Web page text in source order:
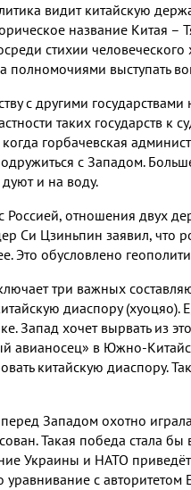
видит китайскую
название Китая
стихии
полномочиями выступать
с другими
таких государств к
горбачевская
с Западом.
и на воду.
Россией, отношения двух
Си Цзиньпин заявил, что
Это обусловлено
три важных
диаспору (хуоцяо).
Запад хочет вырвать из
авианосец» в Южно-
китайскую диаспору.
Западом охотно
Такая победа стала
Украины и НАТО
с авторитетом